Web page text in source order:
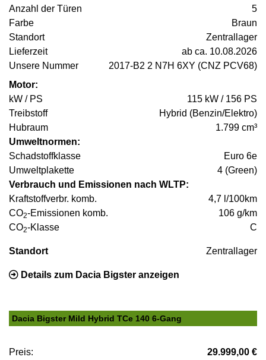
Anzahl der Türen
5
Farbe
Braun
Standort
Zentrallager
Lieferzeit
ab ca. 10.08.2026
Unsere Nummer
2017-B2 2 N7H 6XY (CNZ PCV68)
Motor:
kW / PS
115 kW / 156 PS
Treibstoff
Hybrid (Benzin/Elektro)
Hubraum
1.799 cm³
Umweltnormen:
Schadstoffklasse
Euro 6e
Umweltplakette
4 (Green)
Verbrauch und Emissionen nach WLTP:
Kraftstoffverbr. komb.
4,7 l/100km
CO2-Emissionen komb.
106 g/km
CO2-Klasse C
Standort Zentrallager
Details zum Dacia Bigster anzeigen
Dacia Bigster Mild Hybrid TCe 140 6-Gang
Preis:
29.999,00 €